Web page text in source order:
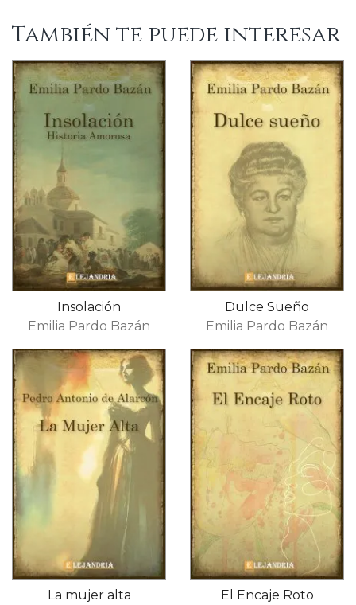
También te puede interesar
Insolación
Emilia Pardo Bazán
Dulce Sueño
Emilia Pardo Bazán
La mujer alta
El Encaje Roto